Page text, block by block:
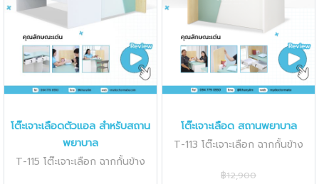
โต๊ะเจาะเลือดตัวแอล สำหรับสถาน
พยาบาล
T-115 โต๊ะเจาะเลือก ฉากกั้นข้าง
โต๊ะเจาะเลือด สถานพยาบาล
T-113 โต๊ะเจาะเลือก ฉากกั้นข้าง
฿12,900